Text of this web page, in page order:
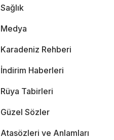
Sağlık
Medya
Karadeniz Rehberi
İndirim Haberleri
Rüya Tabirleri
Güzel Sözler
Atasözleri ve Anlamları